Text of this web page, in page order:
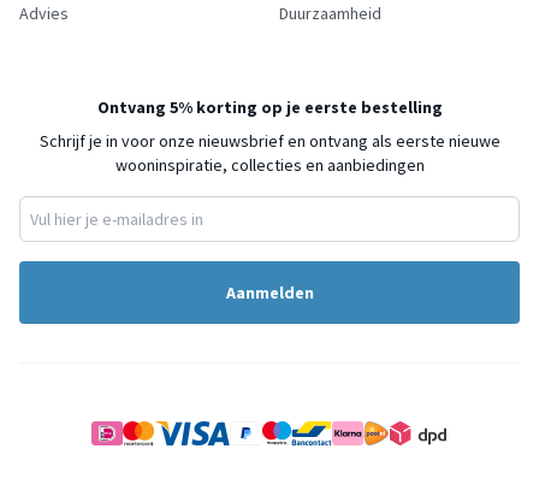
Advies Duurzaamheid
Ontvang 5% korting op je eerste bestelling
Schrijf je in voor onze nieuwsbrief en ontvang als eerste nieuwe
wooninspiratie, collecties en aanbiedingen
Aanmelden